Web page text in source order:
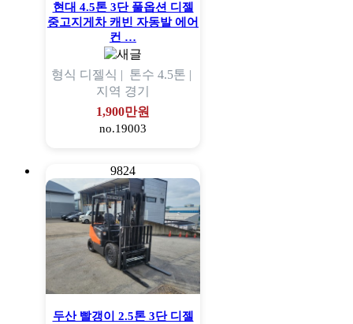
현대 4.5톤 3단 풀옵션 디젤
중고지게차 캐빈 자동발 에어
컨 …
형식 디젤식 | 톤수 4.5톤 |
지역 경기
1,900만원
no.19003
9824
두산 빨갱이 2.5톤 3단 디젤